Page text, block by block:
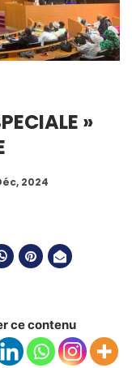
»
2024
ce contenu